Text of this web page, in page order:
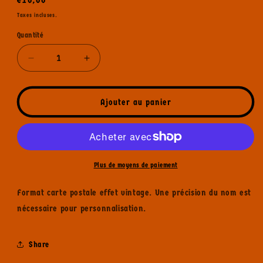
habituel
Taxes incluses.
Quantité
Réduire
la
quantité
Carte
Signée
Augmenter
la
quantité
Carte
Signée
Pearl
Ajouter au panier
Plus de moyens de paiement
Format carte postale effet vintage. Une précision du nom est
nécessaire pour personnalisation.
Share